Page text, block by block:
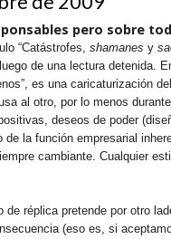
pero sobre
“Catástrofes, shamanes y
de una lectura detenida.
es una caricaturización
al otro, por lo menos
deseos de poder
de la función empresarial
cambiante. Cualquier
de réplica pretende por otro
(eso es, si